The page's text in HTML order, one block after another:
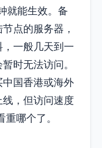
就能生效。备
点的服务器，
一般几天到一
时无法访问。
国香港或海外
，但访问速度
哪个了。